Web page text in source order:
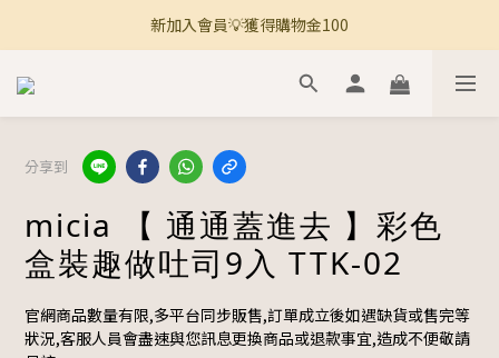
🚚 全館滿800免運 🚚
新加入會員💡獲得購物金100
🚚 全館滿800免運 🚚
分享到
micia 【 通通蓋進去 】彩色
盒裝趣做吐司9入 TTK-02
官網商品數量有限,多平台同步販售,訂單成立後如遇缺貨或售完等
狀況,客服人員會盡速與您訊息更換商品或退款事宜,造成不便敬請